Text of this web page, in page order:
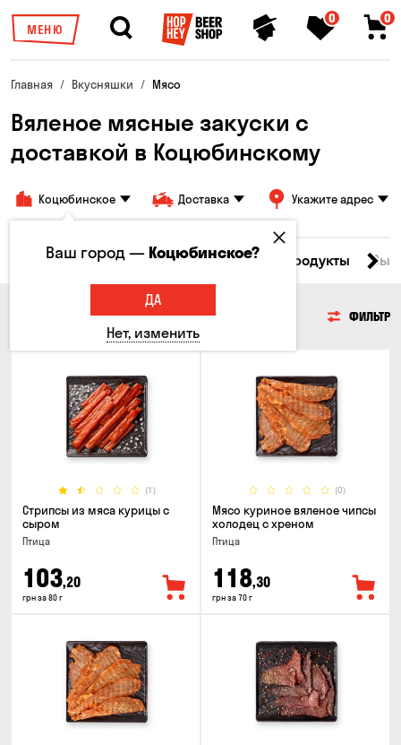
МЕНЮ
0 0
Главная Вкусняшки Мясо
Вяленое мясные закуски с
доставкой в ​​Коцюбинскому
Коцюбинское Доставка Укажите адрес
Все товары Мясо Рыба Морепродукты
ФИЛЬТР
(1)
Стрипсы из мяса курицы с
сыром
Птица
103,20
грн за 80 г
(0)
Мясо куриное вяленое чипсы
холодец с хреном
Птица
118,30
грн за 70 г
Ваш город —Коцюбинское?
ДА
Нет, изменить